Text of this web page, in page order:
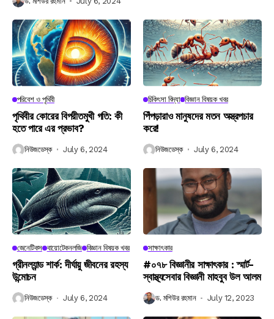
পরিবেশ ও পৃথিবী
পৃথিবীর কোরের বিপরীতমুখী গতি: কী
হতে পারে এর প্রভাব?
নিউজডেস্ক July 6, 2024
চিকিৎসা বিদ্যা বিজ্ঞান বিষয়ক খবর
পিঁপড়ারাও মানুষদের মতন অস্ত্রপচার
করে!
নিউজডেস্ক July 6, 2024
জেনেটিকস বায়োটেকনলজি বিজ্ঞান বিষয়ক খবর
গ্রীনল্যান্ড শার্ক: দীর্ঘায়ু জীবনের রহস্য
উন্মোচন
নিউজডেস্ক July 6, 2024
সাক্ষাৎকার
#০৭৮ বিজ্ঞানীর সাক্ষাৎকার : স্মার্ট-
স্বাস্থ্যসেবার বিজ্ঞানী মাহবুব উল আলম
ড. মশিউর রহমান July 12, 2023